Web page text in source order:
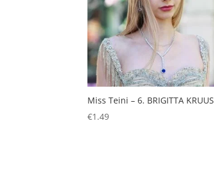
Miss Teini – 6. BRIGITTA KRUUS
€1.49